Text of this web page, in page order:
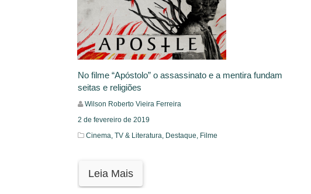
No filme “Apóstolo” o assassinato e a mentira fundam
seitas e religiões
Wilson Roberto Vieira Ferreira
2 de fevereiro de 2019
Cinema, TV & Literatura, Destaque, Filme
Leia Mais